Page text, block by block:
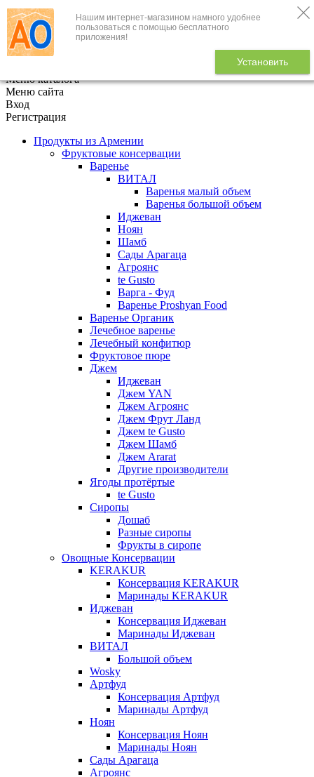
Нашим интернет-магазином намного удобнее
пользоваться с помощью бесплатного
приложения!
Установить
+7 (495) 646-888-1
В корзине
Меню каталога
Меню сайта
Вход
Регистрация
Продукты из Армении
Фруктовые консервации
Варенье
ВИТАЛ
Варенья малый объем
Варенья большой объем
Иджеван
Ноян
Шамб
Сады Арагаца
Агроянс
te Gusto
Варга - Фуд
Варенье Proshyan Food
Варенье Органик
Лечебное варенье
Лечебный конфитюр
Фруктовое пюре
Джем
Иджеван
Джем YAN
Джем Агроянс
Джем Фрут Ланд
Джем te Gusto
Джем Шамб
Джем Ararat
Другие производители
Ягоды протёртые
te Gusto
Сиропы
Дошаб
Разные сиропы
Фрукты в сиропе
Овощные Консервации
KERAKUR
Консервация KERAKUR
Маринады KERAKUR
Иджеван
Консервация Иджеван
Маринады Иджеван
ВИТАЛ
Большой объем
Wosky
Артфуд
Консервация Артфуд
Маринады Артфуд
Ноян
Консервация Ноян
Маринады Ноян
Сады Арагаца
Агроянс